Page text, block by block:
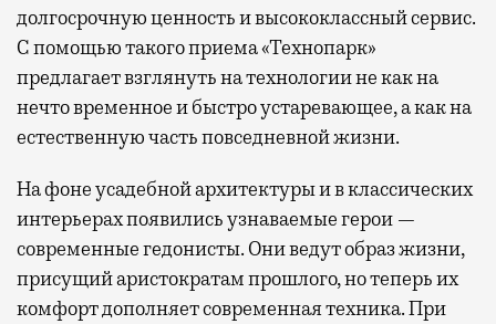
долгосрочную ценность и высококлассный сервис.
С помощью такого приема «Технопарк»
предлагает взглянуть на технологии не как на
нечто временное и быстро устаревающее, а как на
естественную часть повседневной жизни.
На фоне усадебной архитектуры и в классических
интерьерах появились узнаваемые герои —
современные гедонисты. Они ведут образ жизни,
присущий аристократам прошлого, но теперь их
комфорт дополняет современная техника. При